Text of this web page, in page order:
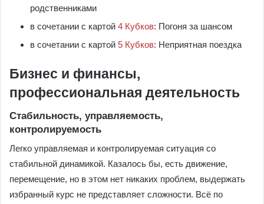
родственниками
в сочетании с картой 4 Кубков: Погоня за шансом
в сочетании с картой 5 Кубков: Неприятная поездка
Бизнес и финансы,
профессиональная деятельность
Стабильность, управляемость,
контролируемость
Легко управляемая и контролируемая ситуация со
стабильной динамикой. Казалось бы, есть движение,
перемещение, но в этом нет никаких проблем, выдержать
избранный курс не представляет сложности. Всё по